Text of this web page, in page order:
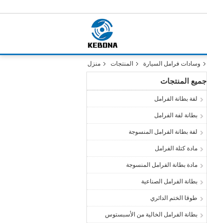
منزل المنتجات وسادات فرامل السيارة
جميع المنتجات
لفة بطانة الفرامل
بطانة لفة الفرامل
لفة بطانة الفرامل المنسوجة
مادة كتلة الفرامل
مادة بطانة الفرامل المنسوجة
بطانة الفرامل الصناعية
طوقا الختم الدائري
بطانة الفرامل الخالية من الأسبستوس